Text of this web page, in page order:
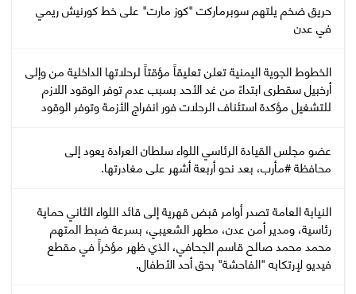
حريق ضخم يلتهم سوبرماركت "كوز مارت" على خط كورنيش ريمي
في عدن
الخطوط الجوية اليمنية تعلن تعليقاً مؤقتاً لرحلاتها الداخلية من وإلى
أرخبيل سقطرى ابتداءً من غد الأحد بسبب عدم توفر الوقود اللازم
للتشغيل مؤكدة استئناف الرحلات فور انفراج الأزمة وتوفر الوقود
عضو مجلس القيادة الرئاسي اللواء سلطان العرادة يعود إلى
محافظة #مأرب، بعد نحو أربعة أشهر على مغادرتها.
النيابة العامة تصدر أوامر قبض قهرية إلى قائد اللواء الثاني حماية
رئاسية، ومدير أمن عدن، مطهر الشعيبي، بسرعة ضبط المتهم
محمد محمد صالح قاسم الجحافي، الذي ظهر مؤخراً في مقطع
فيديو لإرتكابه "الفاحشة" بحق أحد الأطفال.